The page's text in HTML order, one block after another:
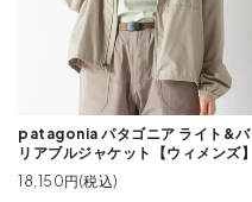
patagonia パタゴニア ライト&バ
リアブルジャケット【ウィメンズ】
18,150円(税込)